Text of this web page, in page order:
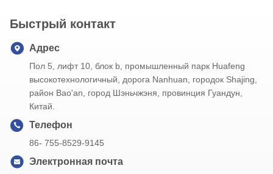
Быстрый контакт
Адрес
Пол 5, лифт 10, блок b, промышленный парк Huafeng
высокотехнологичный, дорога Nanhuan, городок Shajing,
район Bao'an, город Шэньчжэня, провинция Гуандун,
Китай.
Телефон
86- 755-8529-9145
Электронная почта